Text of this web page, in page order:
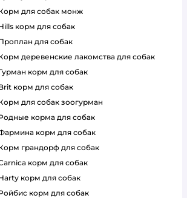
корм для собак монж
hills корм для собак
проплан для собак
корм деревенские лакомства для собак
гурман корм для собак
brit корм для собак
корм для собак зоогурман
родные корма для собак
фармина корм для собак
корм грандорф для собак
carnica корм для собак
harty корм для собак
ройбис корм для собак